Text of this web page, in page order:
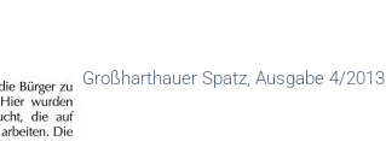
Großharthauer Spatz, Ausgabe 4/2013